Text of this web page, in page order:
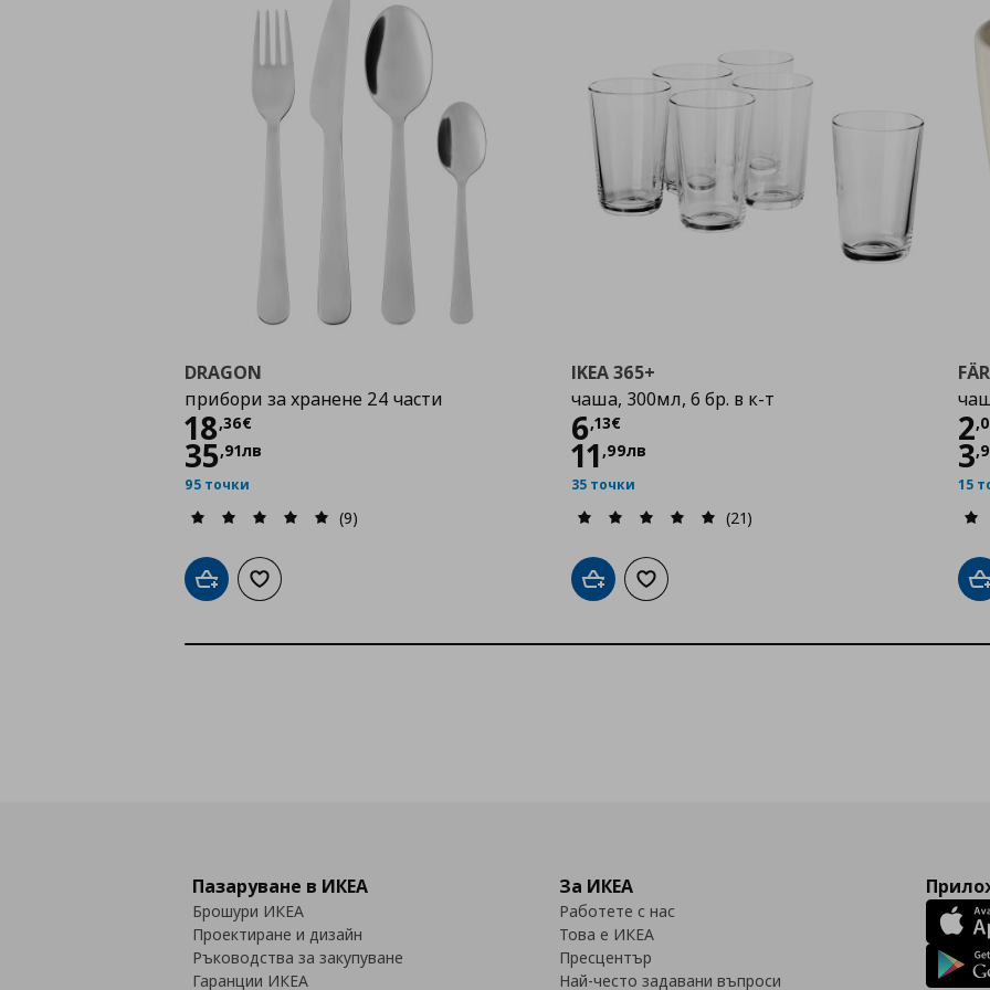
DRAGON
прибори за хранене 24 части
18,36€
Цена
35,91лв
95 точки
(9)
Добави в кошницата
Добави към списъка с любими
IKEA 365+
чаша, 300мл, 6 бр. в к-т
6,13€
Цена
11,99лв
35 точки
(21)
Добави в кошницата
Добави към списъка с любими
2,
3,
15
Пазаруване в ИКЕА
Брошури ИКЕА
Проектиране и дизайн
Ръководства за закупуване
Гаранции ИКЕА
За ИКЕА
Работете с нас
Това е ИКЕА
Пресцентър
Най-често задавани въпроси